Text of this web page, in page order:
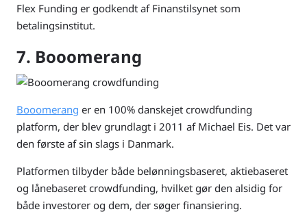
Flex Funding er godkendt af Finanstilsynet som
betalingsinstitut.
7. Booomerang
Booomerang er en 100% danskejet crowdfunding
platform, der blev grundlagt i 2011 af Michael Eis. Det var
den første af sin slags i Danmark.
Platformen tilbyder både belønningsbaseret, aktiebaseret
og lånebaseret crowdfunding, hvilket gør den alsidig for
både investorer og dem, der søger finansiering.